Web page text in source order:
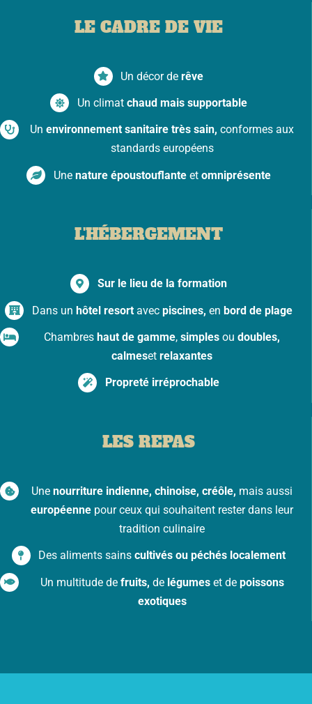
LE CADRE DE VIE
Un décor derêve
Un climat chaud mais supportable
Un environnement sanitaire très sain, conformes aux
standards européens
Une nature époustouflanteet omniprésente
L'HÉBERGEMENT
Sur le lieu de la formation
Dans un hôtel resortavecpiscines, en bord de plage
Chambres haut de gamme,simples ou doubles,
calmesetrelaxantes
Propreté irréprochable
LES REPAS
Une nourriture indienne, chinoise, créôle, mais aussi
européenne pour ceux qui souhaitent rester dans leur
tradition culinaire
Des aliments sains cultivés ou péchés localement
Un multitude de fruits, de légumeset de poissons
exotiques